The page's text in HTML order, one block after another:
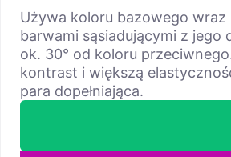
Używa koloru bazowego wraz
barwami sąsiadującymi z jego
ok. 30° od koloru
kontrast i większą
para dopełniająca.